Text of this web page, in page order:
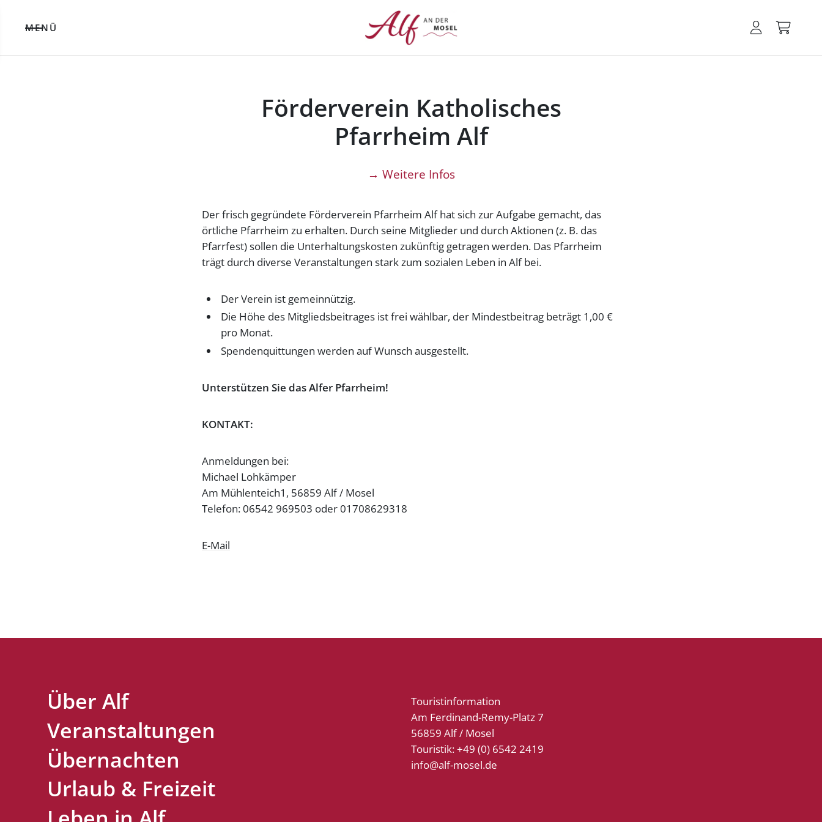
MENÜ
Förderverein Katholisches
Pfarrheim Alf
→ Weitere Infos
Der frisch gegründete Förderverein Pfarrheim Alf hat sich zur Aufgabe gemacht, das
örtliche Pfarrheim zu erhalten. Durch seine Mitglieder und durch Aktionen (z. B. das
Pfarrfest) sollen die Unterhaltungskosten zukünftig getragen werden. Das Pfarrheim
trägt durch diverse Veranstaltungen stark zum sozialen Leben in Alf bei.
Der Verein ist gemeinnützig.
Die Höhe des Mitgliedsbeitrages ist frei wählbar, der Mindestbeitrag beträgt 1,00 €
pro Monat.
Spendenquittungen werden auf Wunsch ausgestellt.
Unterstützen Sie dasAlfer Pfarrheim!
KONTAKT:
Anmeldungen bei:
Michael Lohkämper
Am Mühlenteich1, 56859 Alf / Mosel
Telefon: 06542 969503 oder 01708629318
E-Mail
Über Alf
Veranstaltungen
Übernachten
Urlaub & Freizeit
Touristinformation
Am Ferdinand-Remy-Platz 7
56859 Alf / Mosel
Touristik: +49 (0) 6542 2419
info@alf-mosel.de